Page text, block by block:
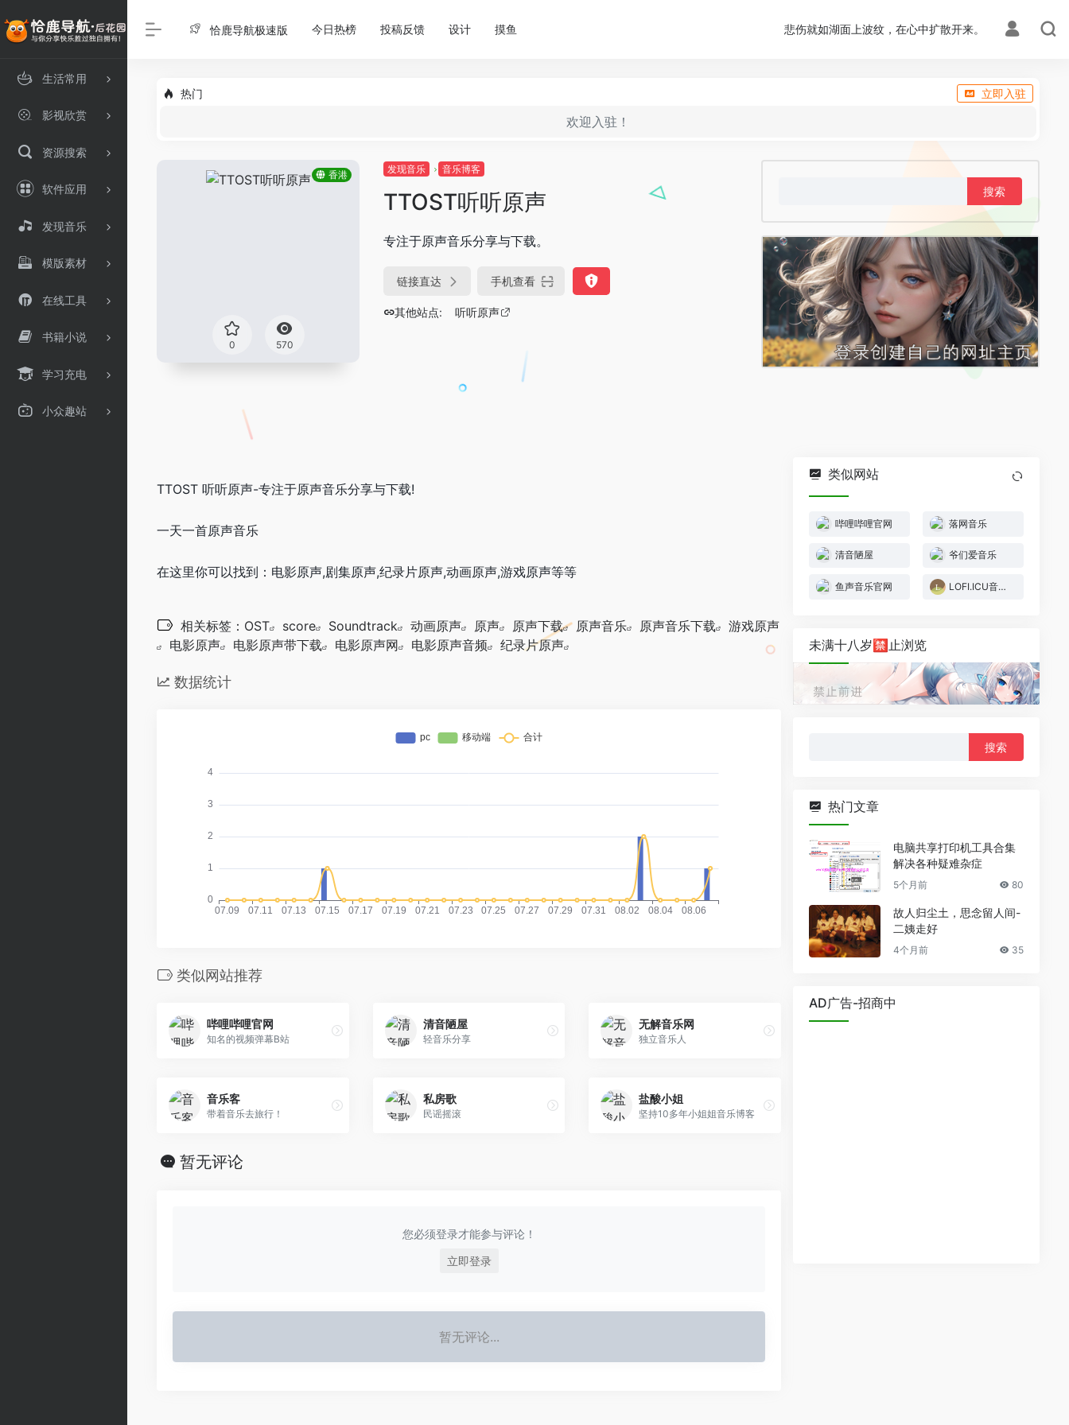
生活常用
影视欣赏
资源搜索
软件应用
发现音乐
模版素材
在线工具
书籍小说
学习充电
小众趣站
恰鹿导航极速版 今日热榜 投稿反馈 设计 摸鱼 悲伤就如湖面上波纹，在心中扩散开来。
热门 立即入驻
欢迎入驻！
香港
0 570
发现音乐 音乐博客
TTOST听听原声
专注于原声音乐分享与下载。
链接直达 手机查看
其他站点: 听听原声
TTOST 听听原声-专注于原声音乐分享与下载!
一天一首原声音乐
在这里你可以找到：电影原声,剧集原声,纪录片原声,动画原声,游戏原声等等
相关标签： OST score Soundtrack 动画原声 原声 原声下载 原声音乐 原声音乐下载
游戏原声
电影原声
电影原声带下载 电影原声网 电影原声音频 纪录片原声
数据统计
类似网站推荐
哔哩哔哩官网
知名的视频弹幕B站
清音陋屋
轻音乐分享
无解音乐网
独立音乐人
音乐客
带着音乐去旅行！
私房歌
民谣摇滚
盐酸小姐
坚持10多年小姐姐音乐博客
暂无评论
您必须登录才能参与评论！
立即登录
暂无评论...
类似网站
哔哩哔哩官网 落网音乐
清音陋屋 爷们爱音乐
鱼声音乐官网 LOFI.ICU音乐博客
未满十八岁🈲止浏览
热门文章
电脑共享打印机工具合集
解决各种疑难杂症
5个月前 80
故人归尘土，思念留人间-
二姨走好
4个月前 35
AD广告-招商中